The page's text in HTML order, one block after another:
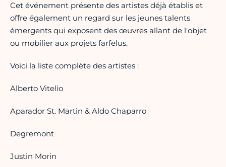
Cet événement présente des artistes déjà établis et
offre également un regard sur les jeunes talents
émergents qui exposent des œuvres allant de l'objet
ou mobilier aux projets farfelus.
Voici la liste complète des artistes :
Alberto Vitelio
Aparador St. Martin & Aldo Chaparro
Degremont
Justin Morin